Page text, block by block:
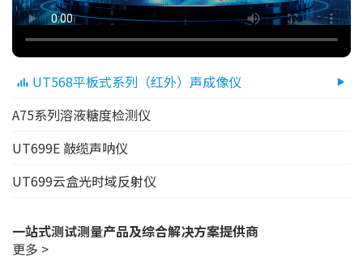
UT568平板式系列（红外）声成像仪
A75系列溶液糖度检测仪
UT699E 敲缆声呐仪
UT699云盒光时域反射仪
一站式测试测量产品及综合解决方案提供商
更多 >